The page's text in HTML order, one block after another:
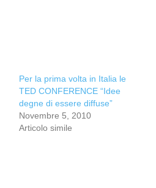
Per la prima volta in Italia le
TED CONFERENCE “Idee
degne di essere diffuse”
Novembre 5, 2010
Articolo simile